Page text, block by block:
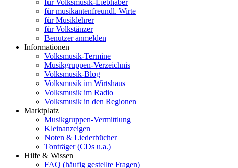
für Volksmusik-Liebhaber
für musikantenfreundl. Wirte
für Musiklehrer
für Volkstänzer
Benutzer anmelden
Informationen
Volksmusik-Termine
Musikgruppen-Verzeichnis
Volksmusik-Blog
Volksmusik im Wirtshaus
Volksmusik im Radio
Volksmusik in den Regionen
Marktplatz
Musikgruppen-Vermittlung
Kleinanzeigen
Noten & Liederbücher
Tonträger (CDs u.a.)
Hilfe & Wissen
FAQ (häufig gestellte Fragen)